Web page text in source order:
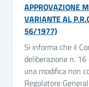
APPROVAZIONE
VARIANTE AL
56/1977)
Si informa che il
deliberazione n.
una modifica non
Regolatore